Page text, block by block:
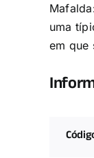
uma
em que